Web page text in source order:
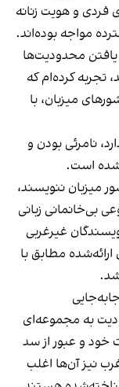
فردی و هویت زنانه
مواجه بوده‌اند.
یافتن محدودیت‌ها
تجربه کرده‌ام که
میزبان، با
نامرئی بودن و
شده است.
میزبان ننویسند،
بی‌خانمانی زبانی
غیرغربی
مطابق با
به مجموعه‌ای
خود و عبور از سد
نیز آن‌ها اغلب